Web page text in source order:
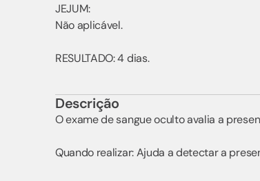
JEJUM:
Não aplicável.
RESULTADO: 4 dias.
Descrição
O exame de sangue oculto avalia a
Quando realizar: Ajuda a detectar a